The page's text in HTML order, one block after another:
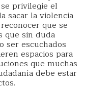
privilegie el
sacar la violencia
que se
que sin duda
ser escuchados
espacios para
que muchas
debe estar